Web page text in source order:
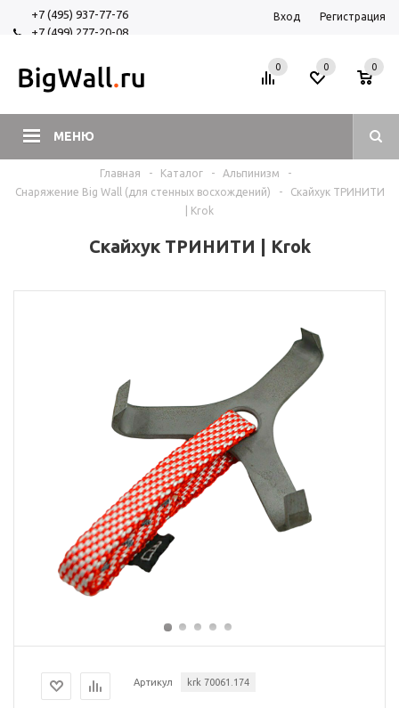
+7 (495) 937-77-76
+7 (499) 277-20-08
Вход Регистрация
МЕНЮ
0 0
0
Главная - Каталог - Альпинизм
-
Снаряжение Big Wall (для стенных восхождений)
-
Скайхук ТРИНИТИ
| Krok
Скайхук ТРИНИТИ | Krok
Артикул krk 70061.174